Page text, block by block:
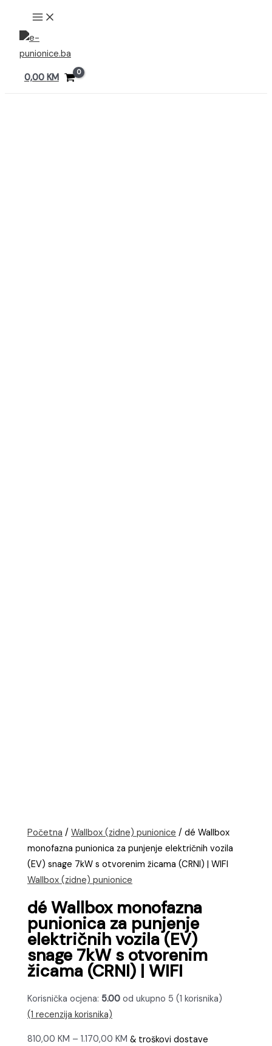
Preskoči
sadržaj
MAIN
MENU
0,00 KM
Početna /Wallbox (zidne) punionice / dé Wallbox
monofazna punionica za punjenje električnih vozila
(EV) snage 7kW s otvorenim žicama (CRNI) | WIFI
Wallbox (zidne) punionice
dé Wallbox monofazna
punionica za punjenje
električnih vozila (EV)
snage 7kW s otvorenim
žicama (CRNI) | WIFI
Korisnička ocjena: 5.00 od ukupno 5 (1 korisnika)
(1 recenzija korisnika)
810,00KM – 1.170,00KM Raspon
& troškovi dostave